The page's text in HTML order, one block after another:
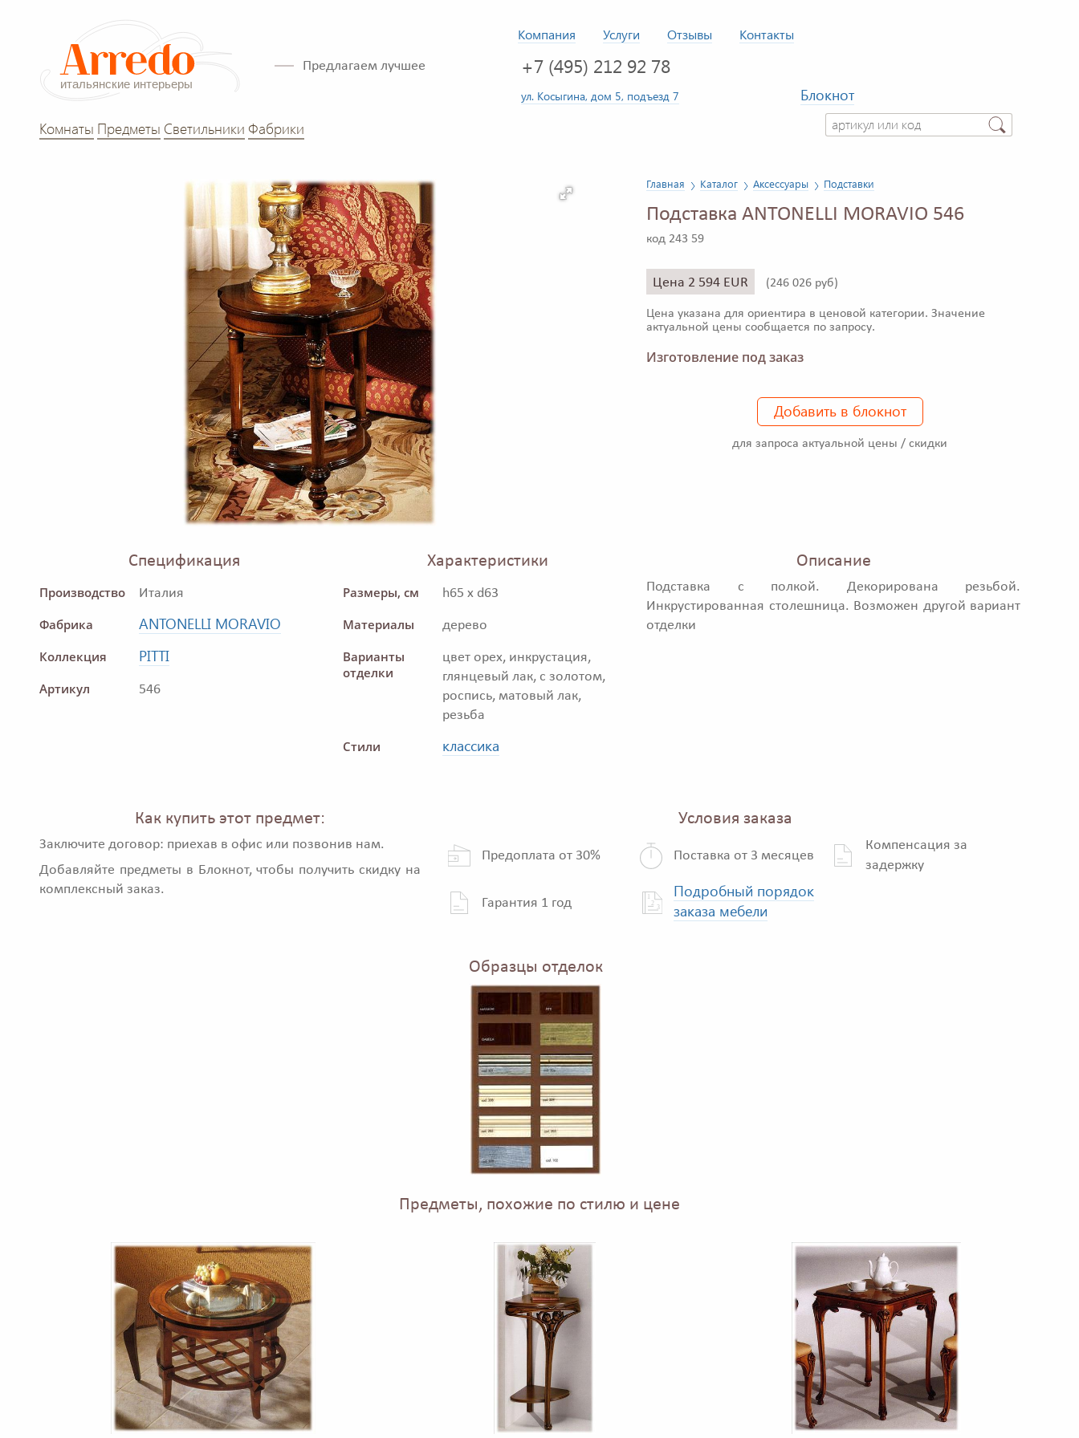
Компания Услуги Отзывы Контакты
Предлагаем лучшее +7 (495) 212 92 78
ул. Косыгина, дом 5, подъезд 7
Блокнот
Комнаты Предметы Светильники Фабрики
Главная Каталог Аксессуары Подставки
Подставка ANTONELLI MORAVIO 546
код 243 59
Цена 2 594 EUR (246 026 руб)
Цена указана для ориентира в ценовой категории. Значение
актуальной цены сообщается по запросу.
Изготовление под заказ
Добавить в блокнот
для запроса актуальной цены / скидки
Спецификация
Производство Италия
Фабрика ANTONELLI MORAVIO
Коллекция PITTI
Артикул 546
Характеристики
Размеры, см h65 x d63
Материалы дерево
Варианты
отделки
цвет орех, инкрустация,
глянцевый лак, с золотом,
роспись, матовый лак,
резьба
Стили классика
Описание
Подставка с полкой. Декорирована резьбой.
Инкрустированная столешница. Возможен другой вариант
отделки
Как купить этот предмет:
Заключите договор: приехав в офис или позвонив нам.
Добавляйте предметы в Блокнот, чтобы получить скидку на
комплексный заказ.
Условия заказа
Предоплата от 30% Поставка от 3 месяцев
Компенсация за
задержку
Гарантия 1 год
Подробный порядок
заказа мебели
Образцы отделок
Предметы, похожие по стилю и цене